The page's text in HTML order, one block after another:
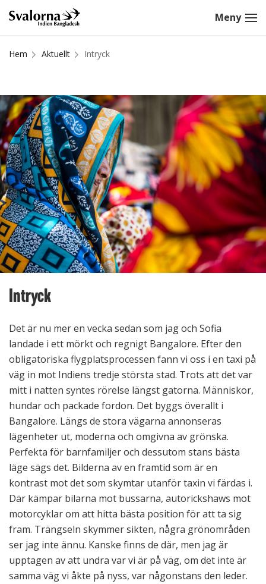
Hem Aktuellt Intryck
Intryck
Det är nu mer en vecka sedan som jag och Sofia
landade i ett mörkt och regnigt Bangalore. Efter den
obligatoriska flygplatsprocessen fann vi oss i en taxi på
väg in mot Indiens tredje största stad. Trots att det var
mitt i natten syntes rörelse längst gatorna. Människor,
hundar och packade fordon. Det byggs överallt i
Bangalore. Längs de stora vägarna annonseras
lägenheter ut, moderna och omgivna av grönska.
Perfekta för barnfamiljer och dessutom stans bästa
läge sägs det. Bilderna av en framtid som är en
kontrast mot det som skymtar utanför taxin vi färdas i.
Där kämpar bilarna mot bussarna, autorickshaws mot
motorcyklar om att hitta bästa position för att ta sig
fram. Trängseln skymmer sikten, några grönområden
ser jag inte ännu. Kanske finns de där, men jag är
upptagen av att undra var vi är på väg, om det inte är
samma väg vi åkte på nyss, var någonstans den leder.